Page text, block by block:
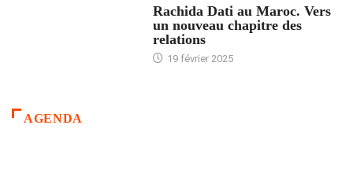
Rachida Dati au Maroc. Vers
un nouveau chapitre des
relations
19 février 2025
AGENDA